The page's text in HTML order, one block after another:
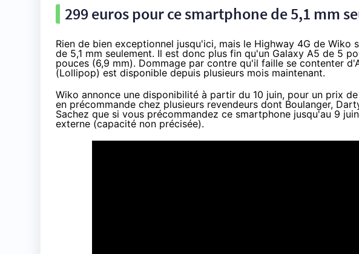
299 euros pour ce smartphone de 5,1 mm
Rien de bien exceptionnel jusqu'ici, mais le Highway 4G de Wiko
de 5,1 mm seulement. Il est donc plus fin qu'un Galaxy A5 de 5
pouces (6,9 mm). Dommage par contre qu'il faille se contenter
(Lollipop) est disponible depuis plusieurs mois maintenant.
Wiko annonce une disponibilité à partir du 10 juin, pour un prix
en précommande chez plusieurs revendeurs dont Boulanger,
Sachez que si vous précommandez ce smartphone jusqu'au 9 juin
externe (capacité non précisée).